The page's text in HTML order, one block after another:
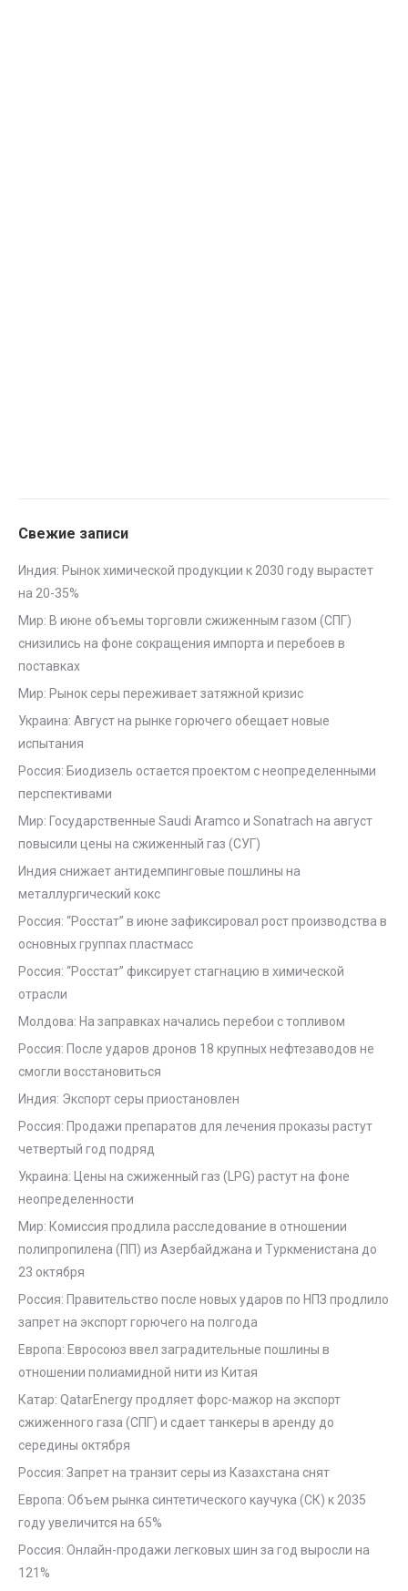
Свежие записи
Индия: Рынок химической продукции к 2030 году вырастет
на 20-35%
Мир: В июне объемы торговли сжиженным газом (СПГ)
снизились на фоне сокращения импорта и перебоев в
поставках
Мир: Рынок серы переживает затяжной кризис
Украина: Август на рынке горючего обещает новые
испытания
Россия: Биодизель остается проектом с неопределенными
перспективами
Мир: Государственные Saudi Aramco и Sonatrach на август
повысили цены на сжиженный газ (СУГ)
Индия снижает антидемпинговые пошлины на
металлургический кокс
Россия: “Росстат” в июне зафиксировал рост производства в
основных группах пластмасс
Россия: “Росстат” фиксирует стагнацию в химической
отрасли
Молдова: На заправках начались перебои с топливом
Россия: После ударов дронов 18 крупных нефтезаводов не
смогли восстановиться
Индия: Экспорт серы приостановлен
Россия: Продажи препаратов для лечения проказы растут
четвертый год подряд
Украина: Цены на сжиженный газ (LPG) растут на фоне
неопределенности
Мир: Комиссия продлила расследование в отношении
полипропилена (ПП) из Азербайджана и Туркменистана до
23 октября
Россия: Правительство после новых ударов по НПЗ продлило
запрет на экспорт горючего на полгода
Европа: Евросоюз ввел заградительные пошлины в
отношении полиамидной нити из Китая
Катар: QatarEnergy продляет форс-мажор на экспорт
сжиженного газа (СПГ) и сдает танкеры в аренду до
середины октября
Россия: Запрет на транзит серы из Казахстана снят
Европа: Объем рынка синтетического каучука (СК) к 2035
году увеличится на 65%
Россия: Онлайн-продажи легковых шин за год выросли на
121%